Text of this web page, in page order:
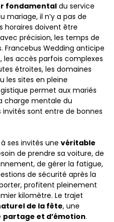
fondamental du service
mariage, il n’y a pas de
horaires doivent être
précision, les temps de
Wedding anticipe
accès parfois complexes
étroites, les domaines
les sites en pleine
permet aux mariés
charge mentale du
invités sont entre de bonnes
ses invités une véritable
de prendre sa voiture, de
de gérer la fatigue,
de sécurité après la
profitent pleinement
kilomètre. Le trajet
de la fête, une
partage et d’émotion.